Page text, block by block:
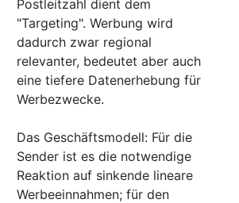
Postleitzahl dient dem
"Targeting". Werbung wird
dadurch zwar regional
relevanter, bedeutet aber auch
eine tiefere Datenerhebung für
Werbezwecke.
Das Geschäftsmodell: Für die
Sender ist es die notwendige
Reaktion auf sinkende lineare
Werbeeinnahmen; für den